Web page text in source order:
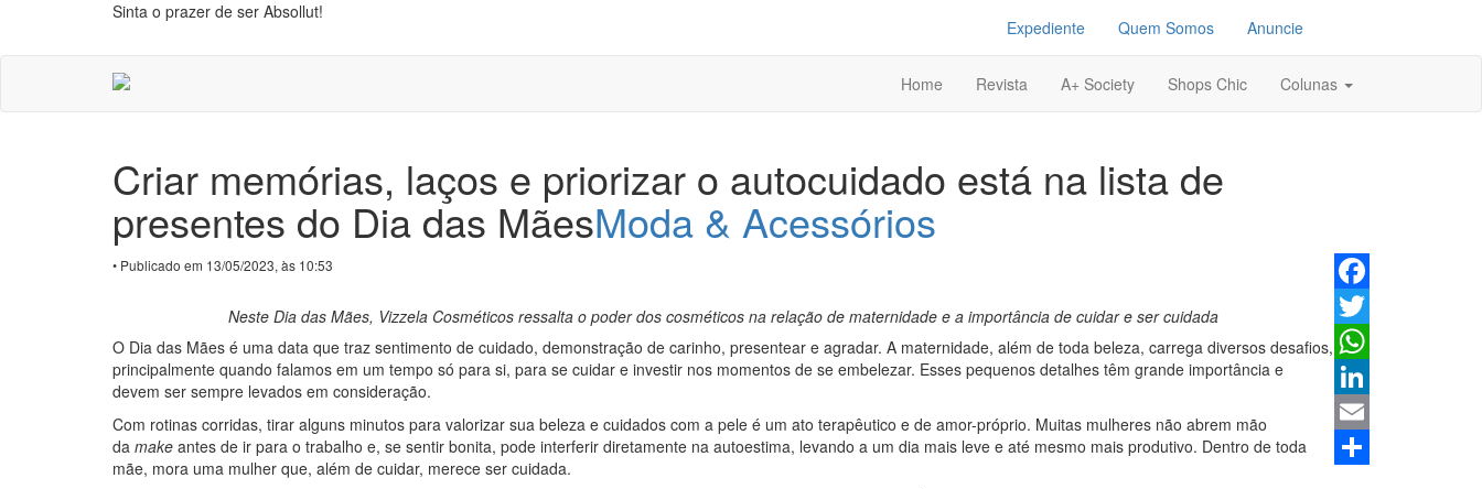
Sinta o prazer de ser Absollut!
Expediente Quem Somos Anuncie
Home Revista A+ Society Shops Chic Colunas
Criar memórias, laços e priorizar o autocuidado está na lista de
presentes do Dia das MãesModa & Acessórios
• Publicado em 13/05/2023, às 10:53
Facebook
Twitter
WhatsApp
LinkedIn
Email
Neste Dia das Mães, Vizzela Cosméticos ressalta o poder dos cosméticos na relação de maternidade e a importância de cuidar e ser cuidada
O Dia das Mães é uma data que traz sentimento de cuidado, demonstração de carinho, presentear e agradar. A maternidade, além de toda beleza, carrega diversos desafios,
principalmente quando falamos em um tempo só para si, para se cuidar e investir nos momentos de se embelezar. Esses pequenos detalhes têm grande importância e
devem ser sempre levados em consideração.
Com rotinas corridas, tirar alguns minutos para valorizar sua beleza e cuidados com a pele é um ato terapêutico e de amor-próprio. Muitas mulheres não abrem mão
da make antes de ir para o trabalho e, se sentir bonita, pode interferir diretamente na autoestima, levando a um dia mais leve e até mesmo mais produtivo. Dentro de toda
mãe, mora uma mulher que, além de cuidar, merece ser cuidada.